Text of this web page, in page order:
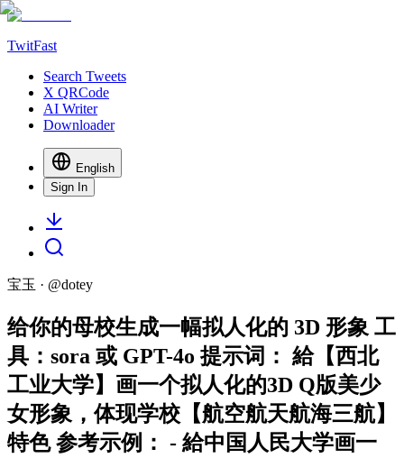
TwitFast
Search Tweets
X QRCode
AI Writer
Downloader
English
Sign In
宝玉 · @dotey
给你的母校生成一幅拟人化的 3D 形象 工
具：sora 或 GPT-4o 提示词： 給【西北
工业大学】画一个拟人化的3D Q版美少
女形象，体现学校【航空航天航海三航】
特色 参考示例： - 給中国人民大学画一